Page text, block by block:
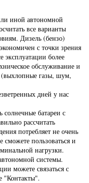
иной автономной
все варианты
Дизель (бензо)
с точки зрения
эксплуатации более
обслуживание и
(выхлопные газы, шум,
дней у нас
батареи с
рассчитать
потребляет не очень
пользоваться и
нагрузки.
системы.
можете связаться с
"Контакты".